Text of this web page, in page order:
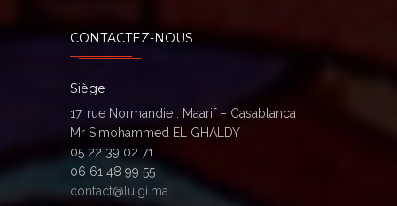
CONTACTEZ-NOUS
Siège
17, rue Normandie , Maarif – Casablanca
Mr Simohammed EL GHALDY
05 22 39 02 71
06 61 48 99 55
contact@luigi.ma